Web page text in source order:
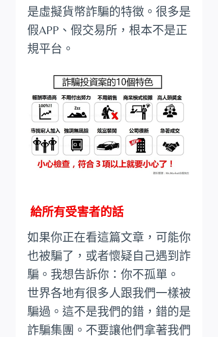
是虛擬貨幣詐騙的特徵。很多是
假APP、假交易所，根本不是正
規平台。
給所有受害者的話
如果你正在看這篇文章，可能你
也被騙了，或者懷疑自己遇到詐
騙。我想告訴你：你不孤單。
世界各地有很多人跟我們一樣被
騙過。這不是我們的錯，錯的是
詐騙集團。不要讓他們拿著我們